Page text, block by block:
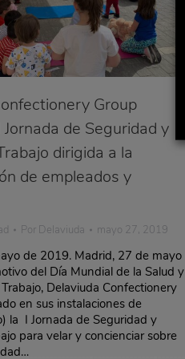
Group
de Seguridad y
dirigida a la
de empleados y
Por Delaviuda mayo 27, 2019
de 2019. Madrid, 27 de mayo
del Día Mundial de la Salud y
Delaviuda Confectionery
en sus instalaciones de
la I Jornada de Seguridad y
para velar y concienciar sobre